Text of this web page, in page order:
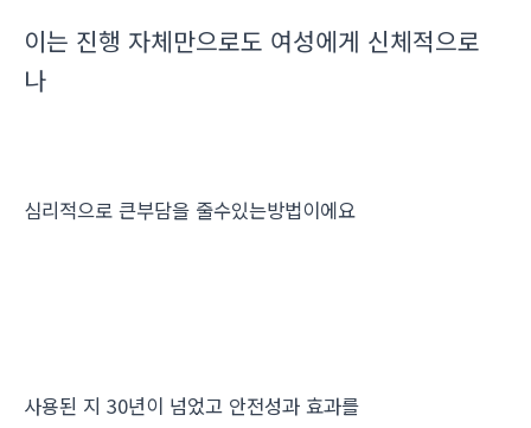
이는 진행 자체만으로도 여성에게 신체적으로
나
심리적으로 큰부담을 줄수있는방법이에요
사용된 지 30년이 넘었고 안전성과 효과를